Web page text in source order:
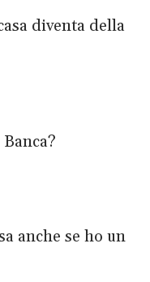
diventa della
anche se ho un